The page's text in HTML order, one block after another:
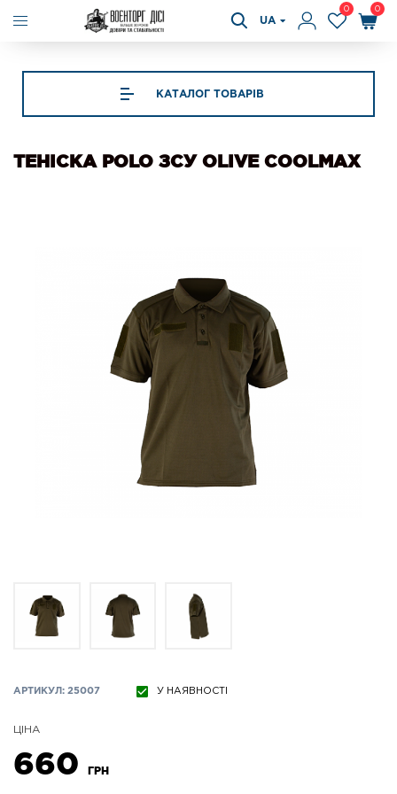
UA
0 0
КАТАЛОГ ТОВАРІВ
ТЕНІСКА POLO ЗСУ OLIVE COOLMAX
АРТИКУЛ: 25007 У НАЯВНОСТІ
ЦІНА
660 ГРН